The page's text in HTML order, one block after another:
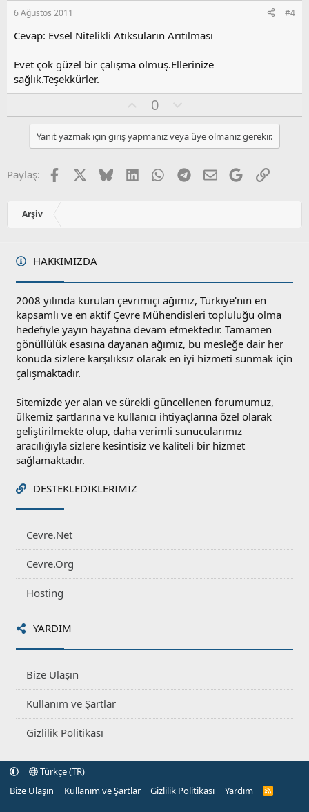
s
u
z
y
a
6 Ağustos 2011 #4
Cevap: Evsel Nitelikli Atıksuların Arıtılması
Evet çok güzel bir çalışma olmuş.Ellerinize
sağlık.Teşekkürler.
y
l
a
0
l
u
m
u
z
o
l
Yanıt yazmak için giriş yapmanız veya üye olmanız gerekir.
Paylaş: Facebook BlueskyLinkedInWhatsApp
Telegram
E-postaGoogleLink
Arşiv
HAKKIMIZDA
2008 yılında kurulan çevrimiçi ağımız, Türkiye'nin en
kapsamlı ve en aktif Çevre Mühendisleri topluluğu olma
hedefiyle yayın hayatına devam etmektedir. Tamamen
gönüllülük esasına dayanan ağımız, bu mesleğe dair her
konuda sizlere karşılıksız olarak en iyi hizmeti sunmak için
çalışmaktadır.
Sitemizde yer alan ve sürekli güncellenen forumumuz,
ülkemiz şartlarına ve kullanıcı ihtiyaçlarına özel olarak
geliştirilmekte olup, daha verimli sunucularımız
aracılığıyla sizlere kesintisiz ve kaliteli bir hizmet
sağlamaktadır.
DESTEKLEDIKLERIMIZ
Cevre.Net
Cevre.Org
Hosting
YARDIM
Bize Ulaşın
Kullanım ve Şartlar
Gizlilik Politikası
Türkçe (TR)
Bize Ulaşın
Kullanım ve Şartlar Gizlilik Politikası Yardım
R